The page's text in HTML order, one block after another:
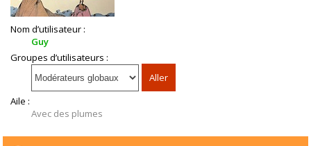
Nom d’utilisateur :
Guy
Groupes d’utilisateurs :
Aile :
Avec des plumes